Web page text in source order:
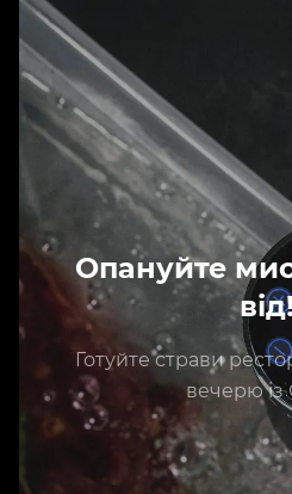
Опануйте
Готуйте страви
вечерю із